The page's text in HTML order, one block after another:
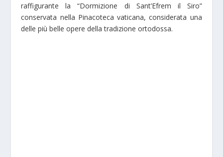
raffigurante la “Dormizione di Sant’Efrem il Siro”
conservata nella Pinacoteca vaticana, considerata una
delle più belle opere della tradizione ortodossa.